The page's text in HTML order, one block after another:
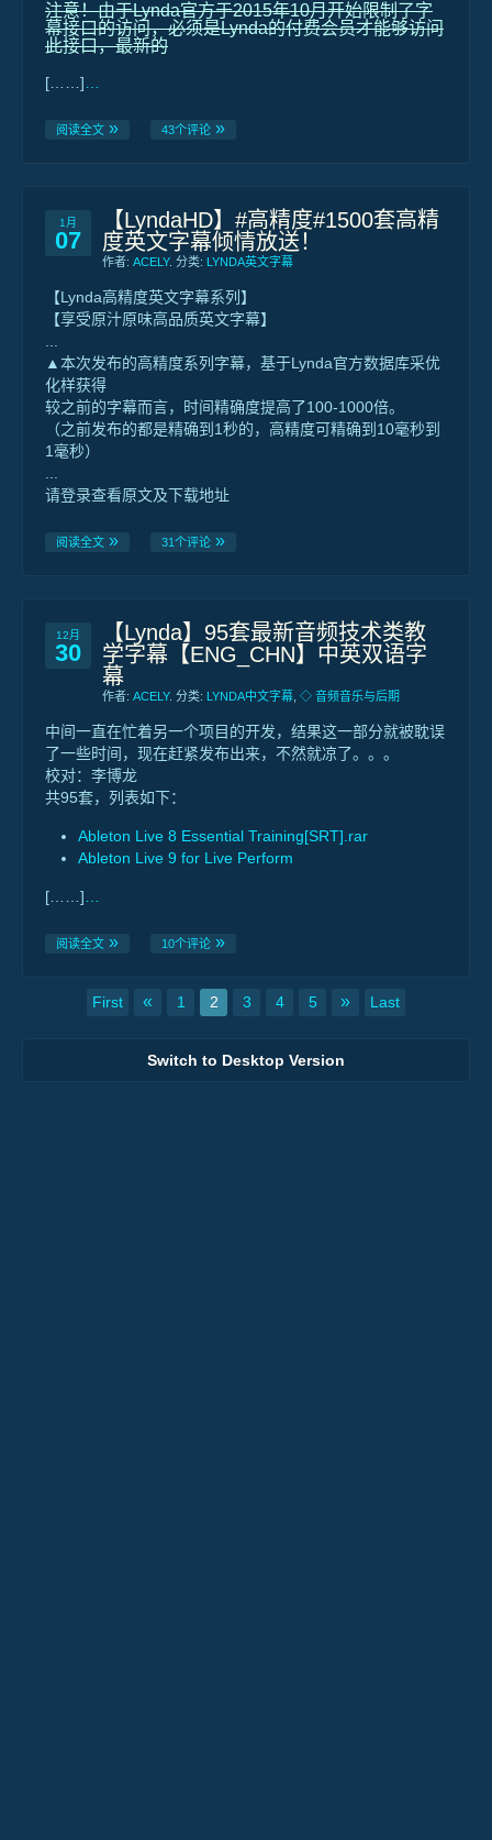
注意！由于Lynda官方于2015年10月开始限制了字
幕接口的访问，必须是Lynda的付费会员才能够访问
此接口，最新的
[……]
阅读全文 43个评论
1月
07
【LyndaHD】#高精度#1500套高精
度英文字幕倾情放送！
作者: ACELY. 分类: LYNDA英文字幕
【Lynda高精度英文字幕系列】
【享受原汁原味高品质英文字幕】
▲本次发布的高精度系列字幕，基于Lynda官方数据库采优
化样获得
较之前的字幕而言，时间精确度提高了100-1000倍。
（之前发布的都是精确到1秒的，高精度可精确到10毫秒到
1毫秒）
请登录查看原文及下载地址
阅读全文 31个评论
12月
30
【Lynda】95套最新音频技术类教
学字幕【ENG_CHN】中英双语字
幕
作者: ACELY. 分类: LYNDA中文字幕 ◇ 音频音乐与后期
中间一直在忙着另一个项目的开发，结果这一部分就被耽误
了一些时间，现在赶紧发布出来，不然就凉了。。。
校对：李博龙
共95套，列表如下：
Ableton Live 8 Essential Training[SRT].rar
Ableton Live 9 for Live Perform
[……]
阅读全文 10个评论
First « 1 2 3 4 5 » Last
Switch to Desktop Version